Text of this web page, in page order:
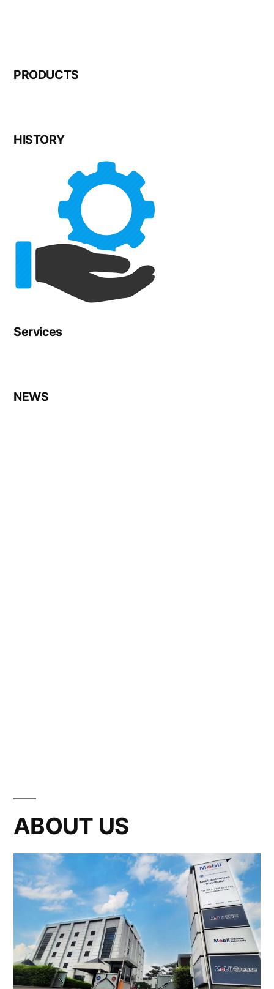
PRODUCTS
HISTORY
Services
NEWS
ABOUT US